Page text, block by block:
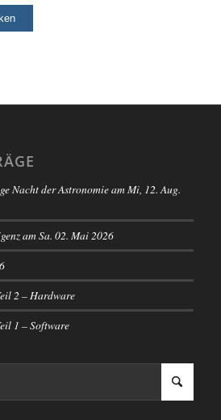
Nacht der Astronomie am Mi, 12. Aug.
am Sa. 02. Mai 2026
2 – Hardware
1 – Software